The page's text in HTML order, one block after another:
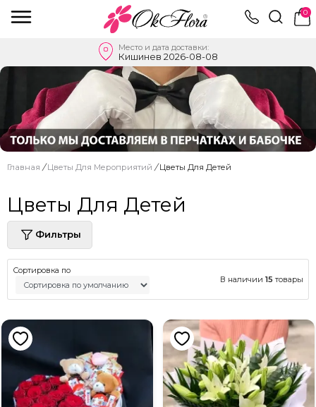
0
Место и дата доставки:
Кишинев 2026-08-08
Главная / Цветы Для Мероприятий / Цветы Для Детей
Цветы Для Детей
Фильтры
Сортировка по
В наличии 15 товары